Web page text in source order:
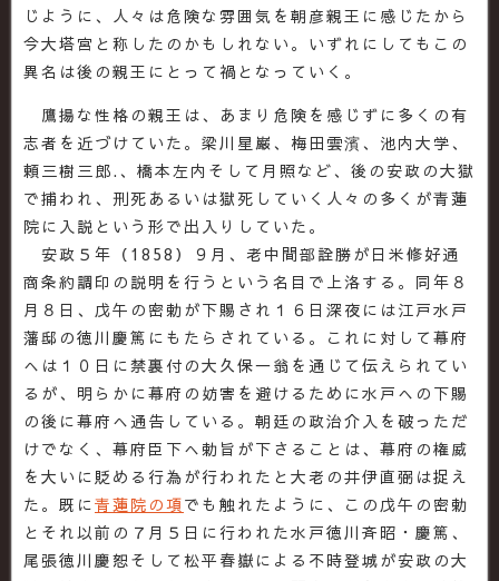
じように、人々は危険な雰囲気を朝彦親王に感じたから
今大塔宮と称したのかもしれない。いずれにしてもこの
異名は後の親王にとって禍となっていく。
鷹揚な性格の親王は、あまり危険を感じずに多くの有
志者を近づけていた。梁川星巌、梅田雲濱、池内大学、
頼三樹三郎.、橋本左内そして月照など、後の安政の大獄
で捕われ、刑死あるいは獄死していく人々の多くが青蓮
院に入説という形で出入りしていた。
安政５年（1858）９月、老中間部詮勝が日米修好通
商条約調印の説明を行うという名目で上洛する。同年８
月８日、戊午の密勅が下賜され１６日深夜には江戸水戸
藩邸の徳川慶篤にもたらされている。これに対して幕府
へは１０日に禁裏付の大久保一翁を通じて伝えられてい
るが、明らかに幕府の妨害を避けるために水戸への下賜
の後に幕府へ通告している。朝廷の政治介入を破っただ
けでなく、幕府臣下へ勅旨が下さることは、幕府の権威
を大いに貶める行為が行われたと大老の井伊直弼は捉え
た。既に青蓮院の項でも触れたように、この戊午の密勅
とそれ以前の７月５日に行われた水戸徳川斉昭・慶篤、
尾張徳川慶恕そして松平春嶽による不時登城が安政の大